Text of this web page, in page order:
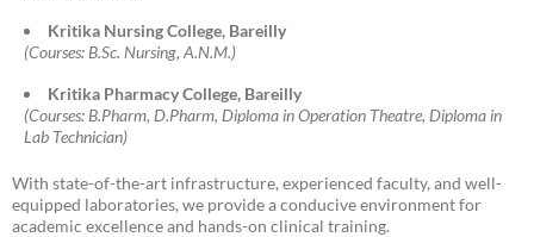
Kritika Nursing College, Bareilly
(Courses: B.Sc. Nursing, A.N.M.)
Kritika Pharmacy College, Bareilly
(Courses: B.Pharm, D.Pharm, Diploma in Operation Theatre, Diploma in
Lab Technician)
With state-of-the-art infrastructure, experienced faculty, and well-
equipped laboratories, we provide a conducive environment for
academic excellence and hands-on clinical training.